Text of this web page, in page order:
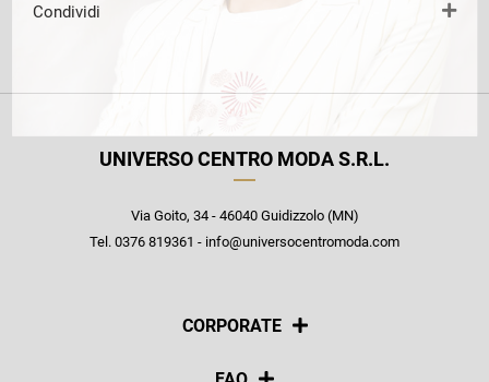
Condividi
UNIVERSO CENTRO MODA S.R.L.
Via Goito, 34 - 46040 Guidizzolo (MN)
Tel. 0376 819361 - info@universocentromoda.com
CORPORATE
Chi siamo